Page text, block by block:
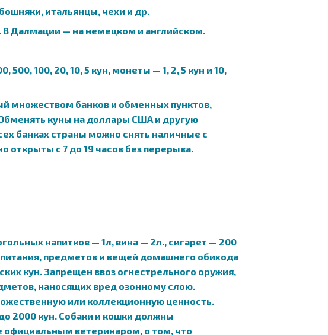
итальянцы, чехи и др.
В Далмации — на немецком и английском.
100, 20, 10, 5 кун, монеты — 1, 2, 5 кун и 10,
множеством банков и обменных пунктов,
куны на доллары США и другую
банках страны можно снять наличные с
открыты с 7 до 19 часов без перерыва.
напитков — 1л, вина — 2л., сигарет — 200
предметов и вещей домашнего обихода
кун. Запрещен ввоз огнестрельного оружия,
наносящих вред озонному слою.
или коллекционную ценность.
2000 кун. Собаки и кошки должны
официальным ветеринаром, о том, что